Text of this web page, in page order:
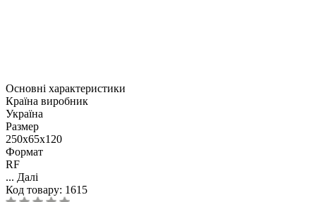
Основні характеристики
Країна виробник
Україна
Размер
250x65x120
Формат
RF
... Далі
Код товару: 1615